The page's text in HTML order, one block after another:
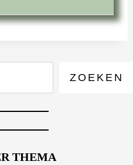
ZOEKEN
THEMA